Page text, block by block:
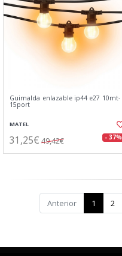
Guirnalda enlazable ip44 e27 10mt-
15port
MATEL
31,25€ 49,42€ - 37%
Anterior 1 2